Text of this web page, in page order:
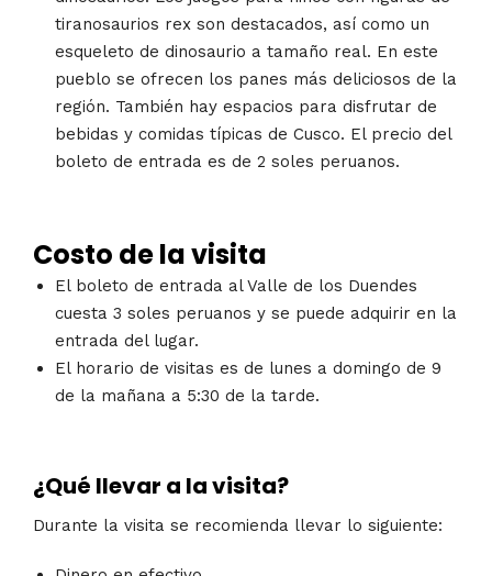
tiranosaurios rex son destacados, así como un
esqueleto de dinosaurio a tamaño real. En este
pueblo se ofrecen los panes más deliciosos de la
región. También hay espacios para disfrutar de
bebidas y comidas típicas de Cusco. El precio del
boleto de entrada es de 2 soles peruanos.
Costo de la visita
El boleto de entrada al Valle de los Duendes
cuesta 3 soles peruanos y se puede adquirir en la
entrada del lugar.
El horario de visitas es de lunes a domingo de 9
de la mañana a 5:30 de la tarde.
¿Qué llevar a la visita?
Durante la visita se recomienda llevar lo siguiente: